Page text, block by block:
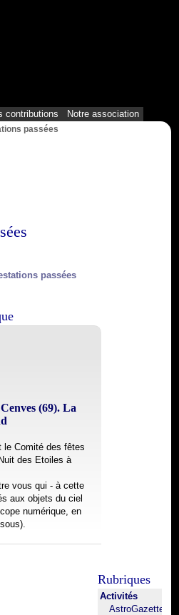
contributions Notre association
passées
passées
(69). La
le Comité des fêtes
des Etoiles à
vous qui - à cette
aux objets du ciel
numérique, en
Rubriques
Activités
AstroGazette